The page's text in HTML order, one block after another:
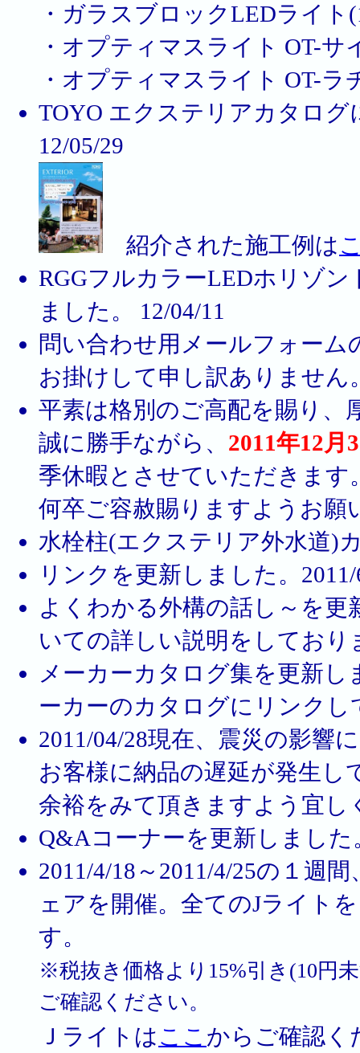
・ガラスブロックLEDライト
・オプティマスライト OT-サ
・オプティマスライト OT-ラ
TOYO エクステリアカタロ
12/05/29
紹介された施工例は
RGGフルカラーLEDホリゾン
ました。 12/04/11
問い合わせ用メールフォー
お掛けして申し訳ありません
平素は格別のご高配を賜り、
誠に勝手ながら、 2011年12月
季休暇とさせていただきます
何卒ご容赦賜りますようお願
水栓柱(エクステリア外水道)
リンクを更新しました。2011/
よくわかる外構の話し～を
いての詳しい説明をしており
メーカーカタログ集を更新
ーカーのカタログにリンクし
2011/04/28現在、震災の影響
お客様に納品の遅延が発生
余裕をみて頂きますよう宜し
Q&Aコーナーを更新しました
2011/4/18～2011/4/25の１週
ェアを開催。全てのJライト
す。
※税抜き価格より15%引き(10円
ご確認ください。
Ｊライトはここ からご確認く